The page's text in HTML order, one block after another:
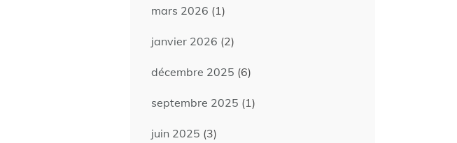
mars 2026 (1)
janvier 2026 (2)
décembre 2025 (6)
septembre 2025 (1)
juin 2025 (3)